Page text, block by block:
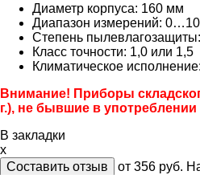
Диаметр корпуса: 160 мм
Диапазон измерений:
Степень
Класс точности: 1,0 или 1,5
Климатическое
Внимание! Приборы
г.), не бывшие в употреблении
В закладки
x
Составить отзыв
от 356 руб.